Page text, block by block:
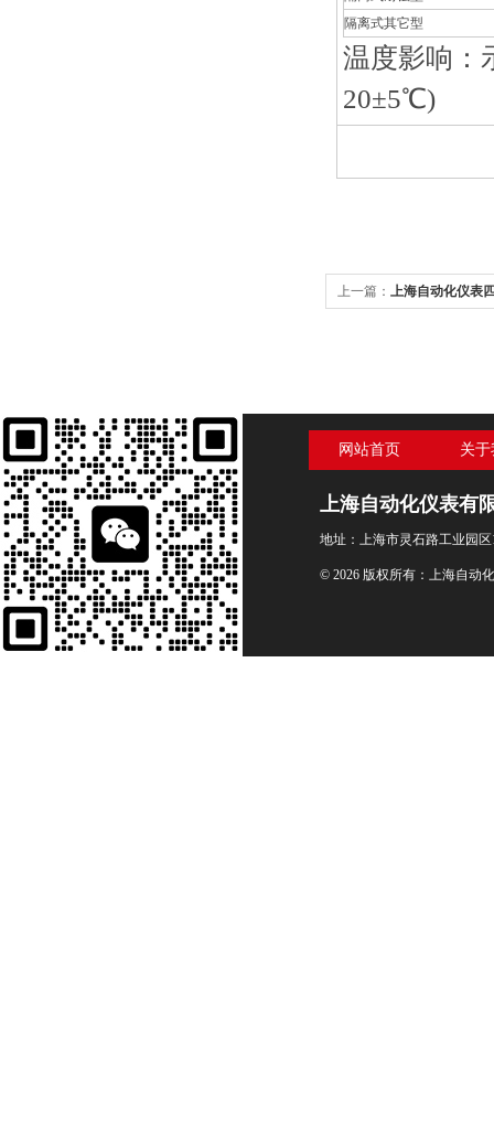
隔离式其它型
温度影响：
20±5℃)
上一篇： 上海自动化仪表
网站首页 关
上海自动化仪表有
地址：上海市灵石路工业园区
© 2026 版权所有：上海自动